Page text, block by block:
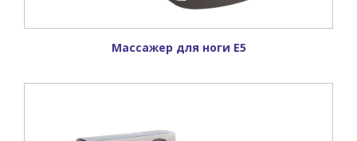
Массажер для ноги Е5